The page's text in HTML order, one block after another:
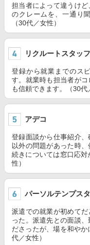
担当者によって違うけ
のクレームを、一通り
（30代／女性）
リクルートスタッ
登録から就業までのス
す。就業時も担当者が
も信頼できます。（30代
アデコ
登録面談から仕事紹介
以外の問題があった時
続きについては窓口応
性）
パーソルテンプス
派遣での就業が初めて
った。派遣先との面談
ださったが、場を和や
代／女性）